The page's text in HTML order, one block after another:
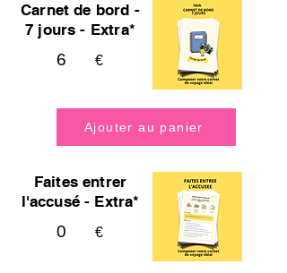
Carnet de bord -
7 jours - Extra*
6 €
Ajouter au panier
Faites entrer
l'accusé - Extra*
0 €